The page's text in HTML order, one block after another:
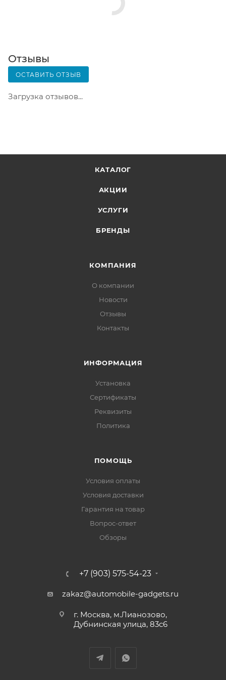
Почтовая доставка через почту России. Когда
заказ придет в отделение, на ваш адрес придет
Вскрывать коробку самостоятельно вы можете
только после оплаты заказа. Один заказ может
содержать не больше 10 позиций и его стоимость
не должна превышать 100 000 р.
Отзывы
ОСТАВИТЬ ОТЗЫВ
Загрузка отзывов...
КАТАЛОГ
АКЦИИ
УСЛУГИ
БРЕНДЫ
КОМПАНИЯ
О компании
Новости
Отзывы
Контакты
ИНФОРМАЦИЯ
Установка
Сертификаты
Реквизиты
Политика
ПОМОЩЬ
Условия оплаты
Условия доставки
Гарантия на товар
Вопрос-ответ
Обзоры
+7 (903) 575-54-23
zakaz@automobile-gadgets.ru
г. Москва, м.Лианозово,
Дубнинская улица, 83с6